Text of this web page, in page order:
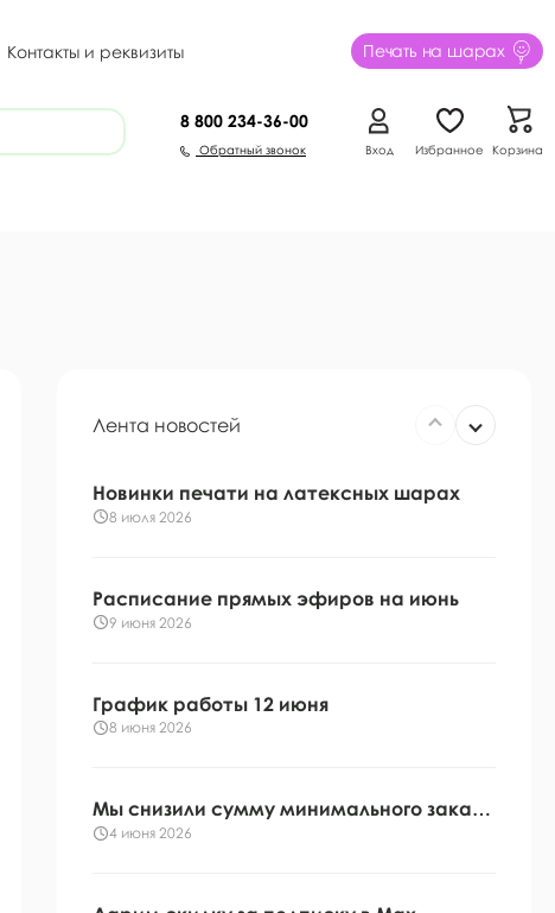
Контакты и реквизиты Печать на шарах
8 800 234-36-00
Обратный звонок Вход Избранное Корзина
Лента новостей
Новинки печати на латексных шарах
8 июля 2026
Расписание прямых эфиров на июнь
9 июня 2026
График работы 12 июня
8 июня 2026
Мы снизили сумму минимального заказа!
4 июня 2026